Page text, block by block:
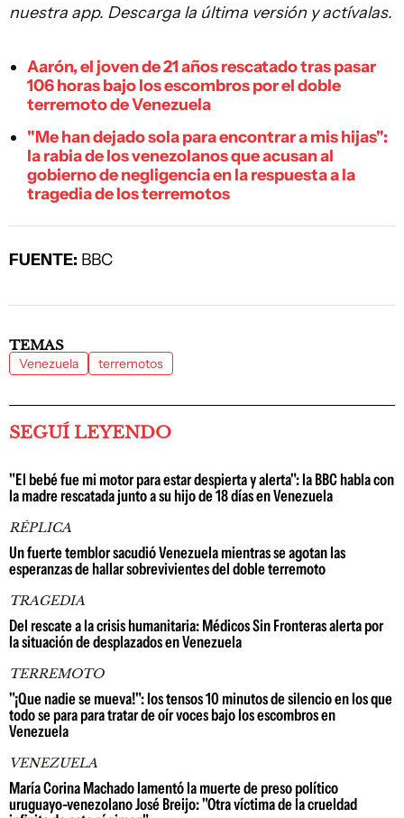
nuestra app. Descarga la última versión y actívalas.
Aarón, el joven de 21 años rescatado tras pasar
106 horas bajo los escombros por el doble
terremoto de Venezuela
"Me han dejado sola para encontrar a mis hijas":
la rabia de los venezolanos que acusan al
gobierno de negligencia en la respuesta a la
tragedia de los terremotos
FUENTE: BBC
TEMAS
Venezuela terremotos
SEGUÍ LEYENDO
"El bebé fue mi motor para estar despierta y alerta": la BBC habla con
la madre rescatada junto a su hijo de 18 días en Venezuela
RÉPLICA
Un fuerte temblor sacudió Venezuela mientras se agotan las
esperanzas de hallar sobrevivientes del doble terremoto
TRAGEDIA
Del rescate a la crisis humanitaria: Médicos Sin Fronteras alerta por
la situación de desplazados en Venezuela
TERREMOTO
"¡Que nadie se mueva!": los tensos 10 minutos de silencio en los que
todo se para para tratar de oír voces bajo los escombros en
Venezuela
VENEZUELA
María Corina Machado lamentó la muerte de preso político
uruguayo-venezolano José Breijo: "Otra víctima de la crueldad